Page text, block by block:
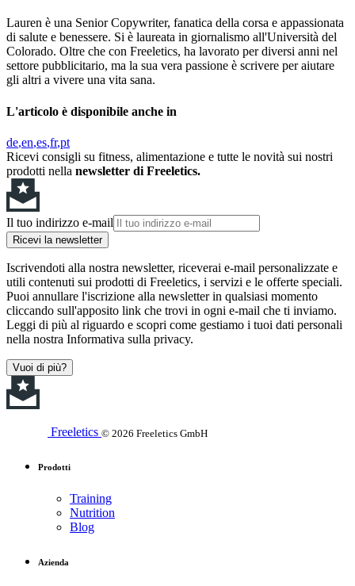
Lauren è una Senior Copywriter, fanatica della corsa e appassionata
di salute e benessere. Si è laureata in giornalismo all'Università del
Colorado. Oltre che con Freeletics, ha lavorato per diversi anni nel
settore pubblicitario, ma la sua vera passione è scrivere per aiutare
gli altri a vivere una vita sana.
L'articolo è disponibile anche in
de en es fr pt
Ricevi consigli su fitness, alimentazione e tutte le novità sui nostri
prodotti nella newsletter di Freeletics.
Il tuo indirizzo e-mail
Ricevi la newsletter
Iscrivendoti alla nostra newsletter, riceverai e-mail personalizzate e
utili contenuti sui prodotti di Freeletics, i servizi e le offerte speciali.
Puoi annullare l'iscrizione alla newsletter in qualsiasi momento
cliccando sull'apposito link che trovi in ogni e-mail che ti inviamo.
Leggi di più al riguardo e scopri come gestiamo i tuoi dati personali
nella nostra Informativa sulla privacy.
Vuoi di più?
Freeletics © 2026 Freeletics GmbH
Prodotti
Training
Nutrition
Blog
Azienda